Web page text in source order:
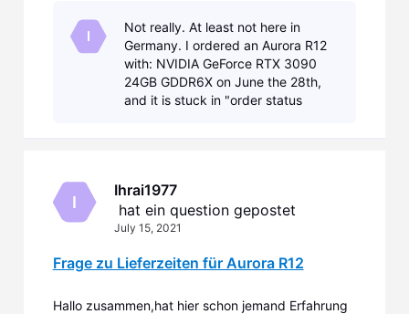
happen. And yes I am aware of the shortages and
COVID.
I
Not really. At least not here in
Germany. I ordered an Aurora R12
with: NVIDIA GeForce RTX 3090
24GB GDDR6X on June the 28th,
and it is stuck in "order status
I
Ihrai1977
hat ein question gepostet
July 15, 2021
Frage zu Lieferzeiten für Aurora R12
Hallo zusammen,hat hier schon jemand Erfahrung